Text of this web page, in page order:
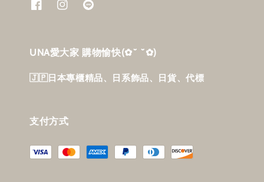
UNA愛大家 購物愉快‎(✿˘ ˘✿)
🇯🇵日本專櫃精品、日系飾品、日貨、代標
支付方式